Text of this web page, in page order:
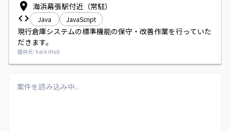
海浜幕張駅付近（常駐）
Java JavaScript
現行倉庫システムの標準機能の保守・改善作業を行っていた
だきます。
提供元: hacksHub
案件を読み込み中...